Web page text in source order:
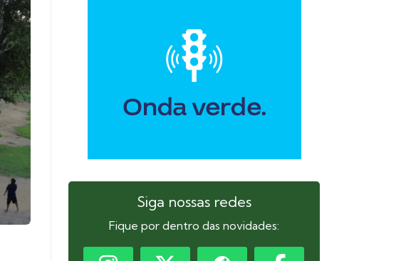
Siga nossas redes
Fique por dentro das novidades: